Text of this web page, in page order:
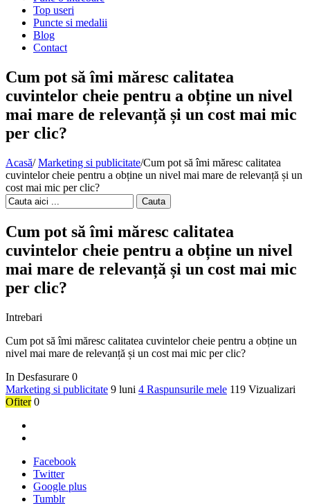
Top useri
Puncte si medalii
Blog
Contact
Cum pot să îmi măresc calitatea
cuvintelor cheie pentru a obține un nivel
mai mare de relevanță și un cost mai mic
per clic?
Acasă/ Marketing si publicitate/Cum pot să îmi măresc calitatea
cuvintelor cheie pentru a obține un nivel mai mare de relevanță și un
cost mai mic per clic?
Cauta
Cum pot să îmi măresc calitatea
cuvintelor cheie pentru a obține un nivel
mai mare de relevanță și un cost mai mic
per clic?
Intrebari
Cum pot să îmi măresc calitatea cuvintelor cheie pentru a obține un
nivel mai mare de relevanță și un cost mai mic per clic?
In Desfasurare 0
Marketing si publicitate 9 luni 4 Raspunsurile mele 119 Vizualizari
Ofiter 0
Facebook
Twitter
Google plus
Tumblr